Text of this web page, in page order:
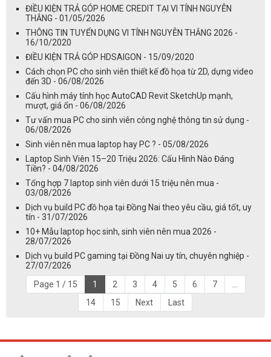
ĐIỀU KIỆN TRẢ GÓP HOME CREDIT TẠI VI TÍNH NGUYỄN
THẮNG - 01/05/2026
THÔNG TIN TUYỂN DỤNG VI TÍNH NGUYỄN THẮNG 2026 -
16/10/2020
ĐIỀU KIỆN TRẢ GÓP HDSAIGON - 15/09/2020
Cách chọn PC cho sinh viên thiết kế đồ họa từ 2D, dựng video
đến 3D - 06/08/2026
Cấu hình máy tính học AutoCAD Revit SketchUp mạnh,
mượt, giá ổn - 06/08/2026
Tư vấn mua PC cho sinh viên công nghệ thông tin sử dụng -
06/08/2026
Sinh viên nên mua laptop hay PC ? - 05/08/2026
Laptop Sinh Viên 15–20 Triệu 2026: Cấu Hình Nào Đáng
Tiền? - 04/08/2026
Tổng hợp 7 laptop sinh viên dưới 15 triệu nên mua -
03/08/2026
Dịch vụ build PC đồ họa tại Đồng Nai theo yêu cầu, giá tốt, uy
tín - 31/07/2026
10+ Mẫu laptop học sinh, sinh viên nên mua 2026 -
28/07/2026
Dịch vụ build PC gaming tại Đồng Nai uy tín, chuyên nghiệp -
27/07/2026
Page 1 / 15
1 2 3 4 5 6 7
14
15 Next Last